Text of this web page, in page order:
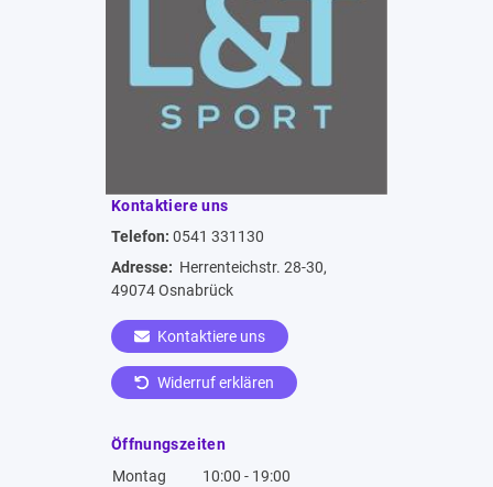
Kontaktiere uns
Telefon: 0541 331130
Adresse: Herrenteichstr. 28-30,
49074 Osnabrück
Kontaktiere uns
Widerruf erklären
Öffnungszeiten
Montag
10:00 - 19:00